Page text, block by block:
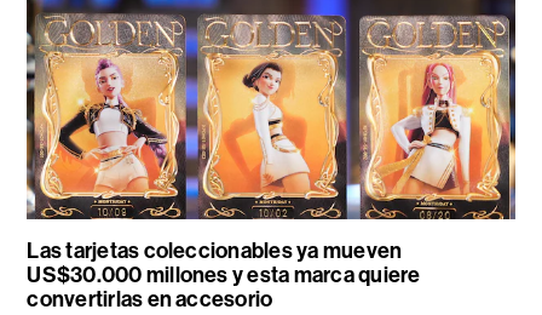
Las tarjetas coleccionables ya mueven
US$30.000 millones y esta marca quiere
convertirlas en accesorio